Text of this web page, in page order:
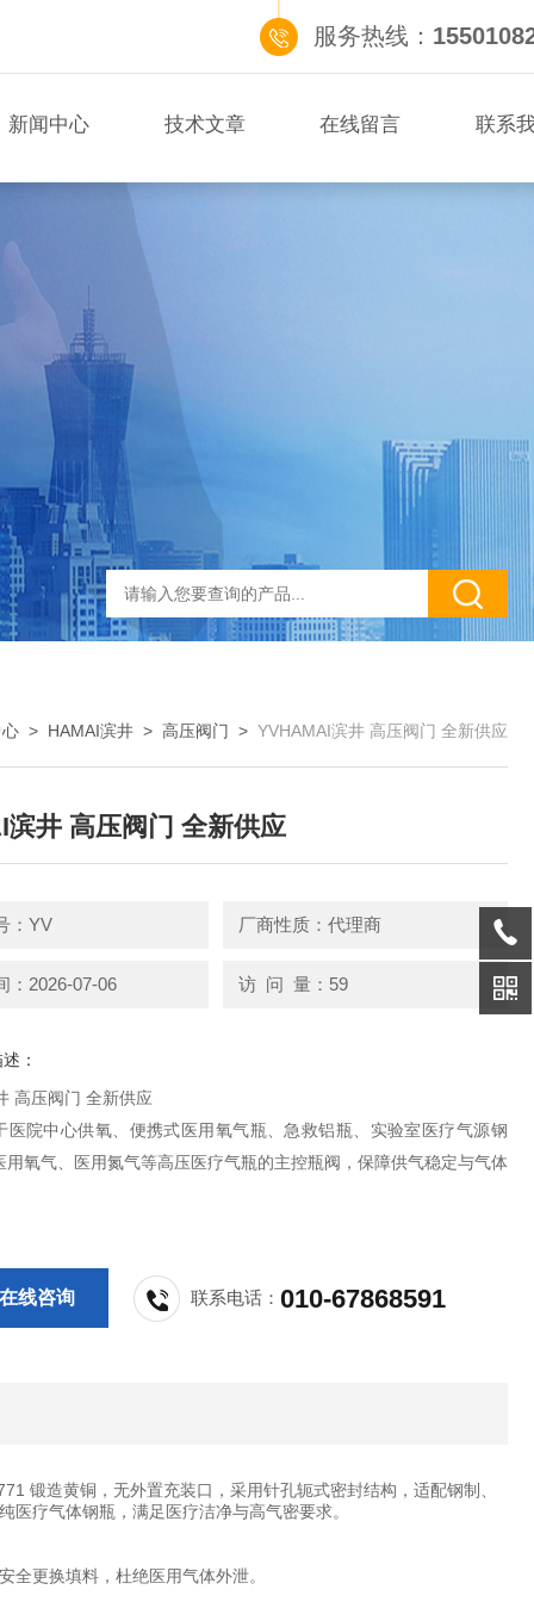
服务热线：
新闻中心 技术文章 在线留言 联系
> HAMAI滨井 > 高压阀门 > YVHAMAI滨井 高压阀门 全新供应
滨井 高压阀门 全新供应
：YV 厂商性质：代理商
：2026-07-06 访 问 量：59
：
高压阀门 全新供应
医院中心供氧、便携式医用氧气瓶、急救铝瓶、实验室医疗气源钢
用氧气、医用氮气等高压医疗气瓶的主控瓶阀，保障供气稳定与气体
在线咨询 联系电话：010-67868591
锻造黄铜，无外置充装口，采用针孔轭式密封结构，适配钢制、
疗气体钢瓶，满足医疗洁净与高气密要求。
更换填料，杜绝医用气体外泄。